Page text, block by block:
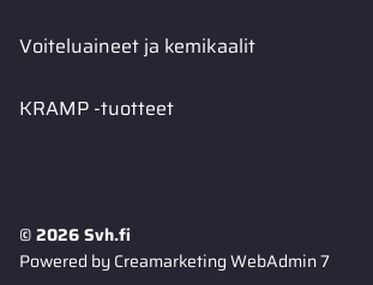
Voiteluaineet ja kemikaalit
KRAMP -tuotteet
© 2026 Svh.fi
Powered byCreamarketing WebAdmin 7